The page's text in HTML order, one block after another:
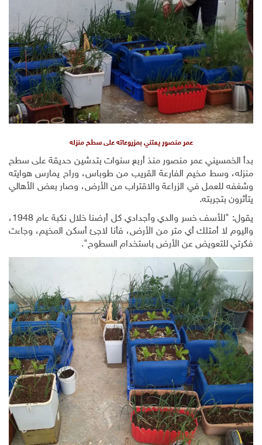
عمر منصور يعتني بمزروعاته على سطح منزله
بدأ الخمسيني عمر منصور منذ أربع سنوات بتدشين حديقة على سطح
منزله، وسط مخيم الفارعة القريب من طوباس، وراح يمارس هوايته
وشغفه للعمل في الزراعة والاقتراب من الأرض، وصار بعض الأهالي
يتأثرون بتجربته.
يقول: "للأسف خسر والدي وأجدادي كل أرضنا خلال نكبة عام 1948،
واليوم لا أمتلك أي متر من الأرض، فأنا لاجئ أسكن المخيم، وجاءت
فكرتي للتعويض عن الأرض باستخدام السطوح".